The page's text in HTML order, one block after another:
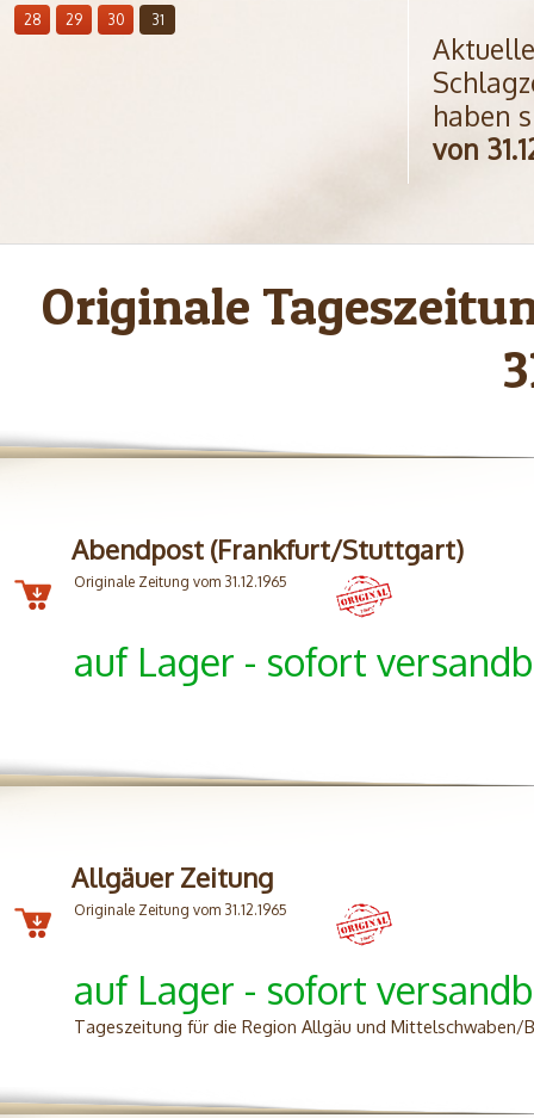
28
29 30 31
haben
von
Originale
Abendpost (Frankfurt/Stuttgart)
Originale Zeitung vom 31.12.1965
auf Lager - sofort
Allgäuer Zeitung
Originale Zeitung vom 31.12.1965
auf Lager - sofort
Tageszeitung für die Region Allgäu und Mittelschwaben/